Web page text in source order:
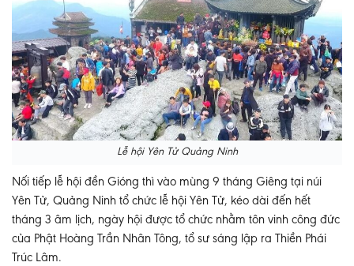
Lễ hội Yên Tử Quảng Ninh
Nối tiếp lễ hội đền Gióng thì vào mùng 9 tháng Giêng tại núi
Yên Tử, Quảng Ninh tổ chức lễ hội Yên Tử, kéo dài đến hết
tháng 3 âm lịch, ngày hội được tổ chức nhằm tôn vinh công đức
của Phật Hoàng Trần Nhân Tông, tổ sư sáng lập ra Thiền Phái
Trúc Lâm.